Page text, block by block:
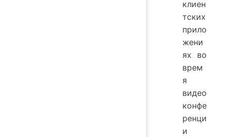
клиен
тских
прило
жени
ях во
врем
я
видео
конфе
ренци
и